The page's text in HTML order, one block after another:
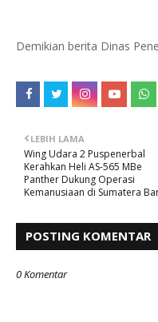
Demikian berita Dinas
LEBIH LAMA
Wing Udara 2 Puspenerbal
Kerahkan Heli AS-565 MBe
Panther Dukung Operasi
Kemanusiaan di Sumatera
POSTING KOMENTAR
0 Komentar